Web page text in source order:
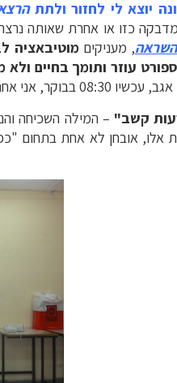
יוצא לי לחזור ולתת
כזו או אחרת שאותה
השראה, מעניקיםמוטיבאציה
עוזר ותומך בחיים ולא
ממשיך את היום עירני וחד כפי שלא הייתי מעולם).
קשב" – המילה השכיחה
אלו, אובחן לא אחת בתחום